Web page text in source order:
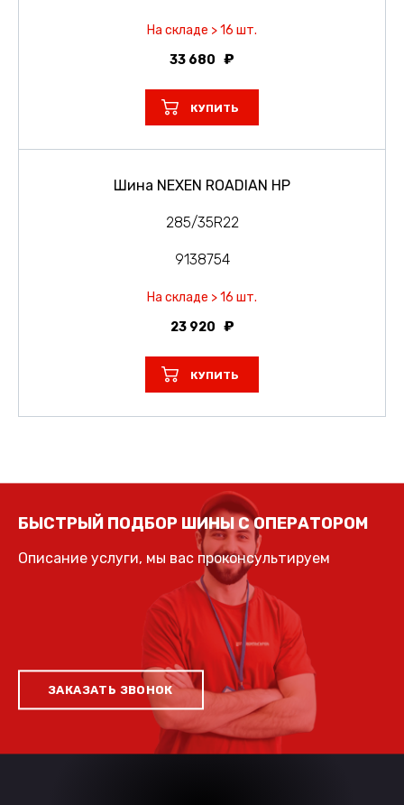
На складе > 16 шт.
33 680
КУПИТЬ
Шина NEXEN ROADIAN HP
285/35R22
9138754
На складе > 16 шт.
23 920
КУПИТЬ
БЫСТРЫЙ ПОДБОР ШИНЫ С ОПЕРАТОРОМ
Описание услуги, мы вас проконсультируем
ЗАКАЗАТЬ ЗВОНОК